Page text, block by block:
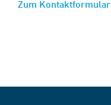
Zum Kontaktformular